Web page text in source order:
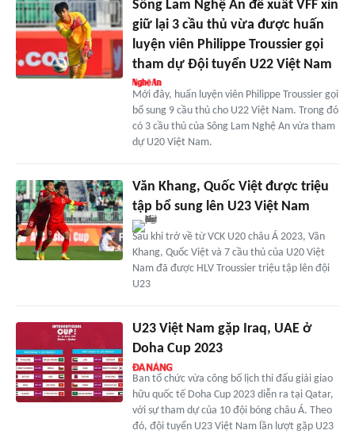
Sông Lam Nghệ An đề xuất VFF xin
giữ lại 3 cầu thủ vừa được huấn
luyện viên Philippe Troussier gọi
tham dự Đội tuyển U22 Việt Nam
Mới đây, huấn luyện viên Philippe Troussier gọi
bổ sung 9 cầu thủ cho U22 Việt Nam. Trong đó
có 3 cầu thủ của Sông Lam Nghệ An vừa tham
dự U20 Việt Nam.
Văn Khang, Quốc Việt được triệu
tập bổ sung lên U23 Việt Nam
Sau khi trở về từ VCK U20 châu Á 2023, Văn
Khang, Quốc Việt và 7 cầu thủ của U20 Việt
Nam đã được HLV Troussier triệu tập lên đội
U23
U23 Việt Nam gặp Iraq, UAE ở
Doha Cup 2023
Ban tổ chức vừa công bố lịch thi đấu giải giao
hữu quốc tế Doha Cup 2023 diễn ra tại Qatar,
với sự tham dự của 10 đội bóng châu Á. Theo
đó, đội tuyển U23 Việt Nam lần lượt gặp U23